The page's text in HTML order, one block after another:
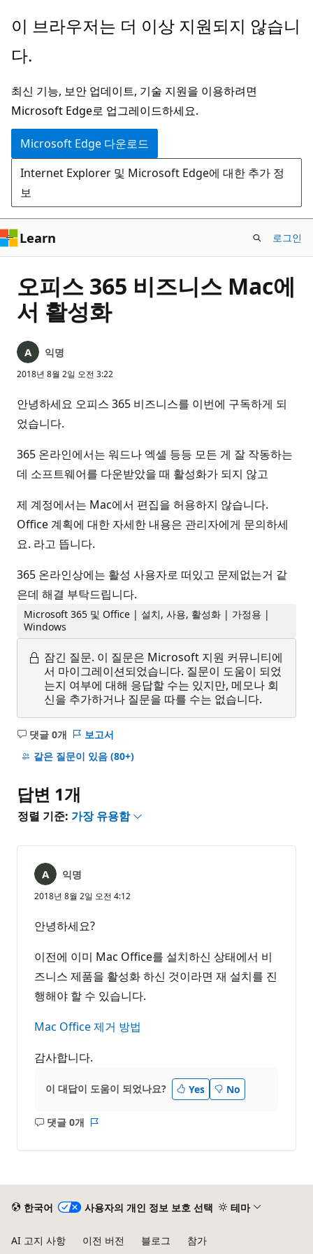
주
콘
츠
로
건
너
뛰
기
이 브라우저는 더 이상 지원되지 않습니
다.
최신 기능, 보안 업데이트, 기술 지원을 이용하려면
Microsoft Edge로 업그레이드하세요.
Microsoft Edge 다운로드
Internet Explorer 및 Microsoft Edge에 대한 추가 정
보
Learn 로그인
오피스 365 비즈니스 Mac에
서 활성화
익명
2018년 8월 2일 오전 3:22
안녕하세요 오피스 365 비즈니스를 이번에 구독하게 되
었습니다.
365 온라인에서는 워드나 엑셀 등등 모든 게 잘 작동하는
데 소프트웨어를 다운받았을 때 활성화가 되지 않고
제 계정에서는 Mac에서 편집을 허용하지 않습니다.
Office 계획에 대한 자세한 내용은 관리자에게 문의하세
요. 라고 뜹니다.
365 온라인상에는 활성 사용자로 떠있고 문제없는거 같
은데 해결 부탁드립니다.
Microsoft 365 및 Office | 설치, 사용, 활성화 | 가정용 |
Windows
잠긴 질문. 이 질문은 Microsoft 지원 커뮤니티에
서 마이그레이션되었습니다. 질문이 도움이 되었
는지 여부에 대해 응답할 수는 있지만, 메모나 회
신을 추가하거나 질문을 따를 수는 없습니다.
댓글 0개
설
명
음
보고서
같은 질문이 있음 (80+)
답변 1개
정렬 기준: 가장 유용함
익명
2018년 8월 2일 오전 4:12
안녕하세요?
이전에 이미 Mac Office를 설치하신 상태에서 비
즈니스 제품을 활성화 하신 것이라면 재 설치를 진
행해야 할 수 있습니다.
Mac Office 제거 방법
감사합니다.
이 대답이 도움이 되었나요? Yes No
댓글 0개
설
한국어 사용자의 개인 정보 보호 선택 테마
AI 고지 사항 이전 버전 블로그
참가